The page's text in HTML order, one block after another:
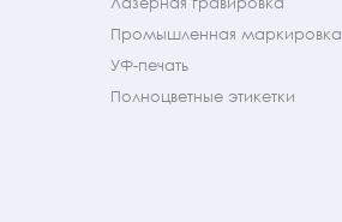
Промышленная маркировка
УФ-печать
Полноцветные этикетки